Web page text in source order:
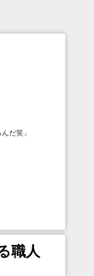
んだ笑 」
職人